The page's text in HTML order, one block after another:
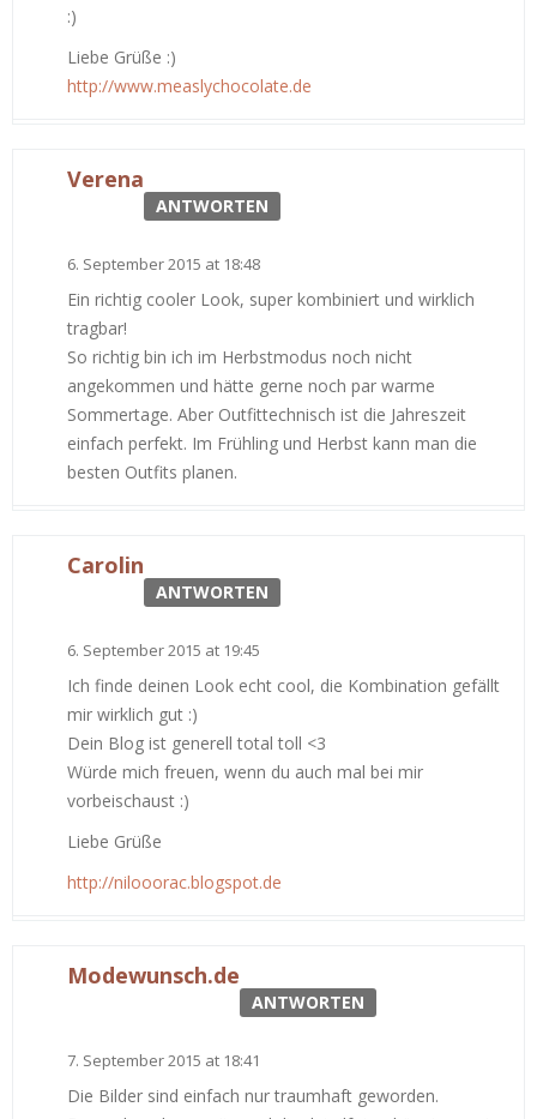
:)
Liebe Grüße :)
http://www.measlychocolate.de
Verena
ANTWORTEN
6. September 2015 at 18:48
Ein richtig cooler Look, super kombiniert und wirklich
tragbar!
So richtig bin ich im Herbstmodus noch nicht
angekommen und hätte gerne noch par warme
Sommertage. Aber Outfittechnisch ist die Jahreszeit
einfach perfekt. Im Frühling und Herbst kann man die
besten Outfits planen.
Carolin
ANTWORTEN
6. September 2015 at 19:45
Ich finde deinen Look echt cool, die Kombination gefällt
mir wirklich gut :)
Dein Blog ist generell total toll <3
Würde mich freuen, wenn du auch mal bei mir
vorbeischaust :)
Liebe Grüße
http://nilooorac.blogspot.de
Modewunsch.de
ANTWORTEN
7. September 2015 at 18:41
Die Bilder sind einfach nur traumhaft geworden.